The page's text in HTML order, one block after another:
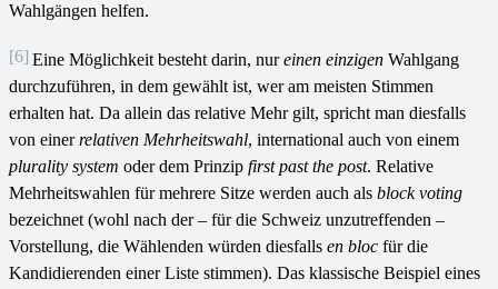
Wahlgängen helfen.
[6] Eine Möglichkeit besteht darin, nureinen einzigen Wahlgang
durchzuführen, in dem gewählt ist, wer am meisten Stimmen
erhalten hat. Da allein das relative Mehr gilt, spricht man diesfalls
von einerrelativen Mehrheitswahl, international auch von einem
plurality system oder dem Prinzip first past the post. Relative
Mehrheitswahlen für mehrere Sitze werden auch als block voting
bezeichnet (wohl nach der – für die Schweiz unzutreffenden –
Vorstellung, die Wählenden würden diesfalls en bloc für die
Kandidierenden einer Liste stimmen). Das klassische Beispiel eines